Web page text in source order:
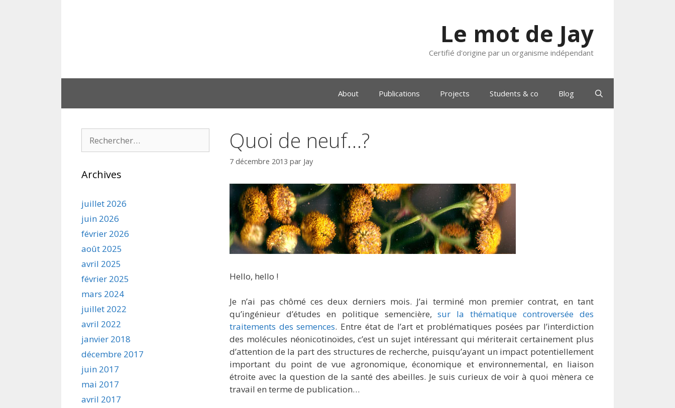
Le mot de Jay
Certifié d'origine par un organisme indépendant
About Publications Projects Students & co Blog
Quoi de neuf…?
7 décembre 2013 par Jay
Hello, hello !
Je n’ai pas chômé ces deux derniers mois. J’ai terminé mon premier contrat, en tant
qu’ingénieur d’études en politique semencière,sur la thématique controversée des
traitements des semences. Entre état de l’art et problématiques posées par l’interdiction
des molécules néonicotinoïdes, c’est un sujet intéressant qui mériterait certainement plus
d’attention de la part des structures de recherche, puisqu’ayant un impact potentiellement
important du point de vue agronomique, économique et environnemental, en liaison
étroite avec la question de la santé des abeilles. Je suis curieux de voir à quoi mènera ce
travail en terme de publication…
Archives
juillet 2026
juin 2026
février 2026
août 2025
avril 2025
février 2025
mars 2024
juillet 2022
avril 2022
janvier 2018
décembre 2017
juin 2017
mai 2017
avril 2017